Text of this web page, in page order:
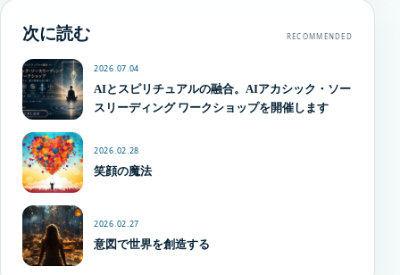
次に読む RECOMMENDED
2026.07.04
AIとスピリチュアルの融合。AIアカシック・ソー
スリーディング ワークショップを開催します
2026.02.28
笑顔の魔法
2026.02.27
意図で世界を創造する